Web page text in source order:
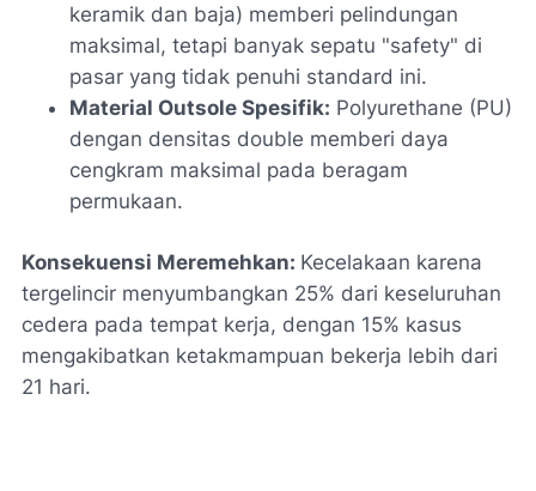
keramik dan baja) memberi pelindungan
maksimal, tetapi banyak sepatu "safety" di
pasar yang tidak penuhi standard ini.
Material Outsole Spesifik: Polyurethane (PU)
dengan densitas double memberi daya
cengkram maksimal pada beragam
permukaan.
Konsekuensi Meremehkan: Kecelakaan karena
tergelincir menyumbangkan 25% dari keseluruhan
cedera pada tempat kerja, dengan 15% kasus
mengakibatkan ketakmampuan bekerja lebih dari
21 hari.